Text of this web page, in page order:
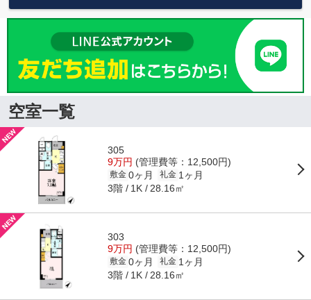
空室一覧
305
9万円 (管理費等：12,500円)
敷金 0ヶ月 礼金 1ヶ月
3階 1K 28.16㎡
303
9万円 (管理費等：12,500円)
敷金 0ヶ月 礼金 1ヶ月
3階 1K 28.16㎡